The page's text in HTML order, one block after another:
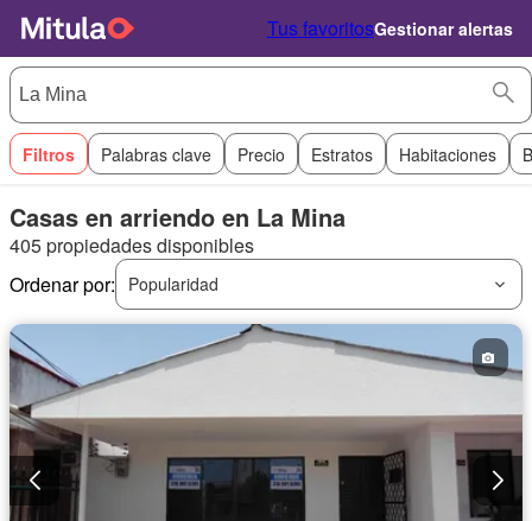
Tus favoritosGestionar alertas
Filtros Palabras clave Precio Estratos Habitaciones
Casas en arriendo en La Mina
405 propiedades disponibles
Ordenar por:
Popularidad